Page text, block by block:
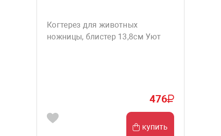
Когтерез для животных
ножницы, блистер 13,8см Уют
476
купить